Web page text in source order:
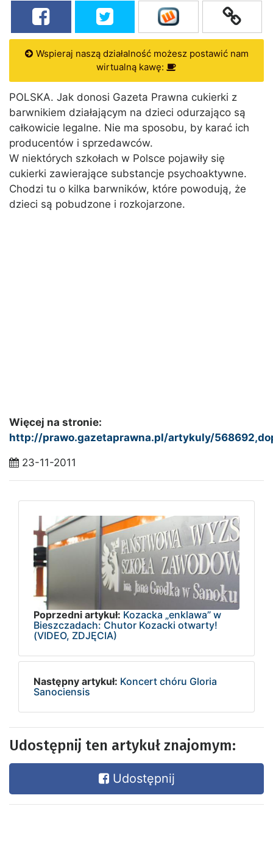
Wspieraj naszą działalność możesz postawić nam
wirtualną kawę:
POLSKA. Jak donosi Gazeta Prawna cukierki z
barwnikiem działającym na dzieci odurzająco są
całkowicie legalne. Nie ma sposobu, by karać ich
producentów i sprzedawców.
W niektórych szkołach w Polsce pojawiły się
cukierki zawierające substancje psychoaktywne.
Chodzi tu o kilka barwników, które powodują, że
dzieci są pobudzone i rozkojarzone.
Więcej na stronie:
http://prawo.gazetaprawna.pl/artykuly/
23-11-2011
Poprzedni artykuł: Kozacka „enklawa” w
Bieszczadach: Chutor Kozacki otwarty!
(VIDEO, ZDJĘCIA)
Następny artykuł: Koncert chóru Gloria
Sanociensis
Udostępnij ten artykuł znajomym:
Udostępnij